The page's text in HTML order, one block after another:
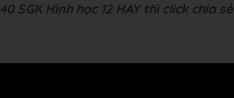
SGK Hình học 12 HAY thì click chia sẻ